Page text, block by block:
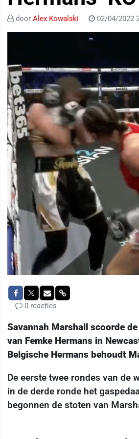
door Alex Kowalski 02/04/2022
0 reacties
Savannah Marshall scoorde
van Femke Hermans in
Belgische Hermans behoudt
De eerste twee rondes van de
in de derde ronde het
begonnen de stoten van